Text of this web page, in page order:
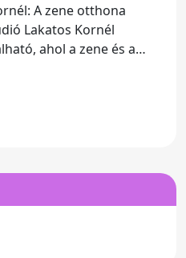
A zene otthona
ahol a zene és a